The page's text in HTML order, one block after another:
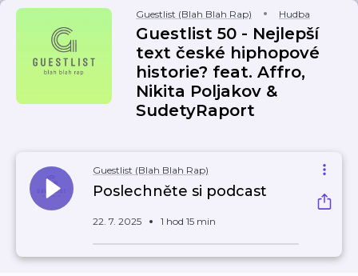
Guestlist (Blah Blah Rap) Hudba
Guestlist 50 - Nejlepší
text české hiphopové
historie? feat. Affro,
Nikita Poljakov &
SudetyRaport
Guestlist (Blah Blah Rap)
Poslechněte si podcast
22. 7. 2025 1 hod 15 min